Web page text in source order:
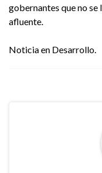
gobernantes que no se
afluente.
Noticia en Desarrollo.